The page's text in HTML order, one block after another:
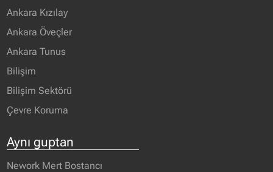
Ankara Kızılay
Ankara Öveçler
Ankara Tunus
Bilişim
Bilişim Sektörü
Çevre Koruma
Aynı guptan
Nework Mert Bostancı